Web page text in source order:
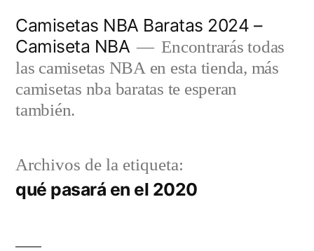
contenido
Camisetas NBA Baratas 2024 –
Camiseta NBA
Encontrarás todas
las camisetas NBA en esta tienda, más
camisetas nba baratas te esperan
también.
Archivos de la etiqueta:
qué pasará en el 2020